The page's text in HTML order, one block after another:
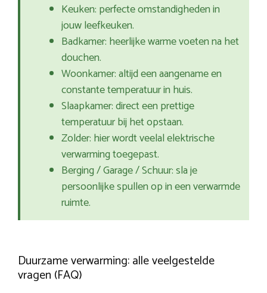
Keuken: perfecte omstandigheden in
jouw leefkeuken.
Badkamer: heerlijke warme voeten na het
douchen.
Woonkamer: altijd een aangename en
constante temperatuur in huis.
Slaapkamer: direct een prettige
temperatuur bij het opstaan.
Zolder: hier wordt veelal elektrische
verwarming toegepast.
Berging / Garage / Schuur: sla je
persoonlijke spullen op in een verwarmde
ruimte.
Duurzame verwarming: alle veelgestelde
vragen (FAQ)